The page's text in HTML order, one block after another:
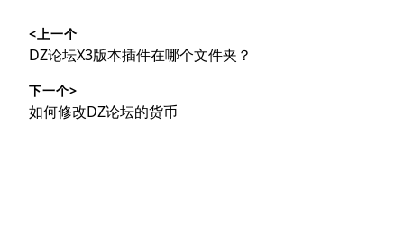
章
导
航
<上一个
上
文
章：
DZ论坛X3版本插件在哪个文件夹？
下一个>
下
如何修改DZ论坛的货币